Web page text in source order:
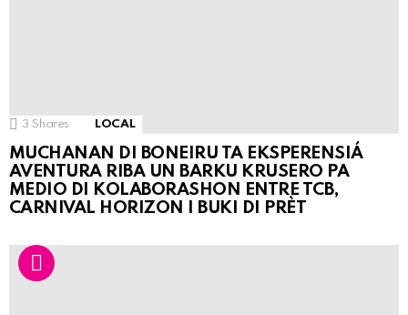
3 Shares LOCAL
MUCHANAN DI BONEIRU TA EKSPERENSIÁ
AVENTURA RIBA UN BARKU KRUSERO PA
MEDIO DI KOLABORASHON ENTRE TCB,
CARNIVAL HORIZON I BUKI DI PRÈT